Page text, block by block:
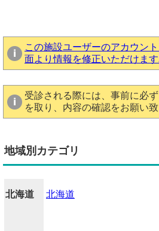
この施設ユーザーのアカウン
面より情報を修正いただけます
受診される際には、事前に必
を取り、内容の確認をお願い致
地域別カテゴリ
北海道 北海道